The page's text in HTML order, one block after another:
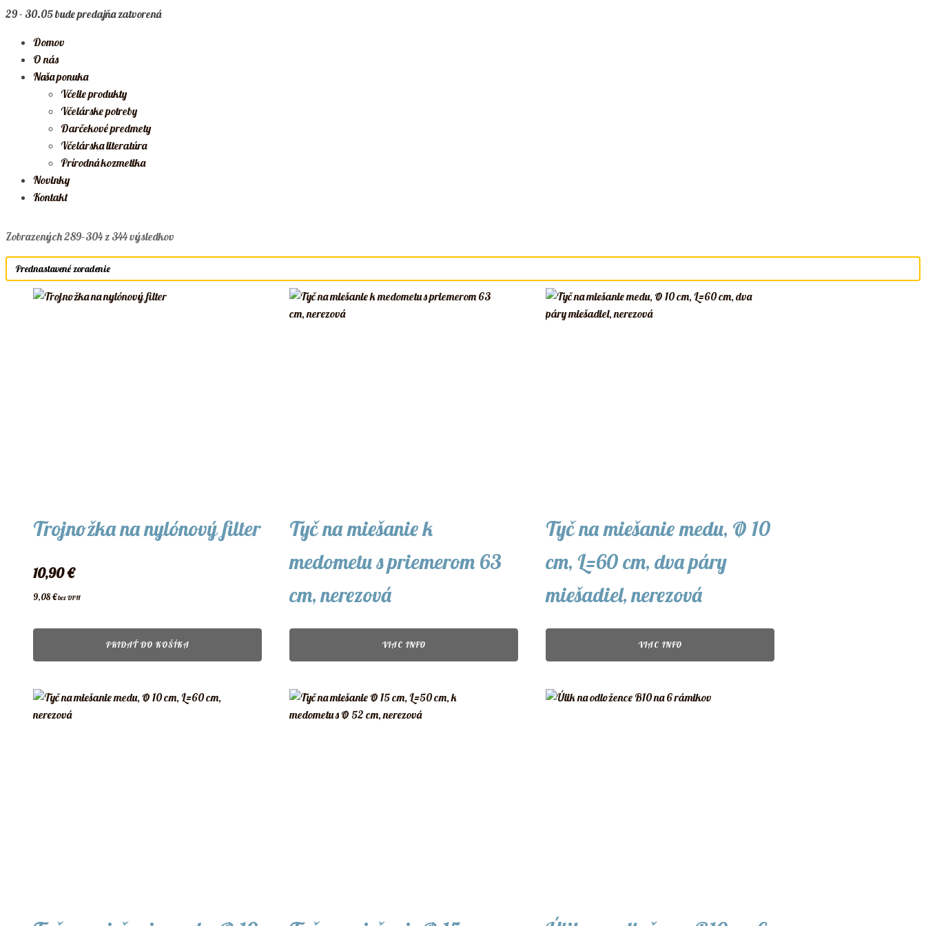
29 - 30.05 bude predajňa zatvorená
Domov
O nás
Naša ponuka
Včelie produkty
Včelárske potreby
Darčekové predmety
Včelárska literatúra
Prírodná kozmetika
Novinky
Kontakt
Zobrazených 289–304 z 344 výsledkov
Trojnožka na nylónový filter
10,90€
9,08€bez DPH
PRIDAŤ DO KOŠÍKA
Tyč na miešanie k
medometu s priemerom 63
cm, nerezová
VIAC INFO
Tyč na miešanie medu, Ø 10
cm, L=60 cm, dva páry
miešadiel, nerezová
VIAC INFO